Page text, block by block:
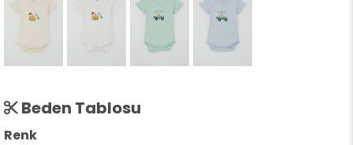
Beden Tablosu
Renk